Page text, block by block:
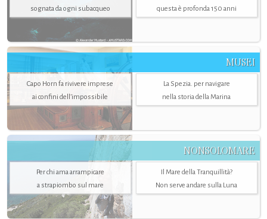
sognata da ogni subacqueo
questa è profonda 150 anni
MUSEI
Capo Horn fa rivivere imprese
ai confini dell’impossibile
La Spezia. per navigare
nella storia della Marina
NONSOLOMARE
Per chi ama arrampicare
a strapiombo sul mare
Il Mare della Tranquillità?
Non serve andare sulla Luna